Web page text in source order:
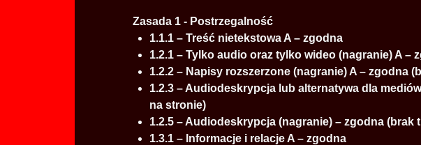
Zasada 1 - Postrzegalność
1.1.1 – Treść nietekstowa A – zgodna
1.2.1 – Tylko audio oraz tylko wideo (nagranie) A
1.2.2 – Napisy rozszerzone (nagranie) A – zgodna
1.2.3 – Audiodeskrypcja lub alternatywa dla
na stronie)
1.2.5 – Audiodeskrypcja (nagranie) – zgodna
1.3.1 – Informacje i relacje A – zgodna